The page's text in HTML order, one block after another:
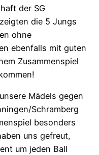
der SG
die 5 Jungs
ohne
ebenfalls mit guten
Zusammenspiel
Mädels gegen
Schramberg
besonders
uns gefreut,
um jeden Ball